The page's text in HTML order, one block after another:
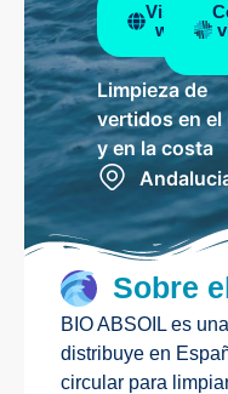
Visitar
web
Limpieza de
vertidos en el
y en la costa
Sobre
BIO ABSOIL es
distribuye en
circular para